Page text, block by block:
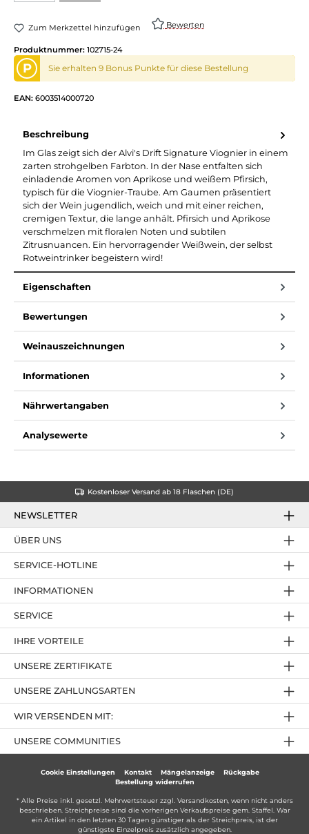
Zum Merkzettel hinzufügen Bewerten
Produktnummer: 102715-24
P Sie erhalten 9 Bonus Punkte für diese Bestellung
EAN: 6003514000720
Beschreibung
Im Glas zeigt sich der Alvi's Drift Signature Viognier in einem
zarten strohgelben Farbton. In der Nase entfalten sich
einladende Aromen von Aprikose und weißem Pfirsich,
typisch für die Viognier-Traube. Am Gaumen präsentiert
sich der Wein jugendlich, weich und mit einer reichen,
cremigen Textur, die lange anhält. Pfirsich und Aprikose
verschmelzen mit floralen Noten und subtilen
Zitrusnuancen. Ein hervorragender Weißwein, der selbst
Rotweintrinker begeistern wird!
Eigenschaften
Bewertungen
Weinauszeichnungen
Informationen
Nährwertangaben
Analysewerte
Kostenloser Versand ab 18 Flaschen (DE)
NEWSLETTER
SERVICE-HOTLINE
IHRE VORTEILE
UNSERE ZAHLUNGSARTEN
ÜBER UNS
UNSERE ZERTIFIKATE
INFORMATIONEN
SERVICE
UNSERE COMMUNITIES
WIR VERSENDEN MIT:
Cookie Einstellungen Kontakt Mängelanzeige
Rückgabe
Bestellung widerrufen
* Alle Preise inkl. gesetzl. Mehrwertsteuer zzgl. Versandkosten, wenn nicht anders
beschrieben. Streichpreise sind die vorherigen Verkaufspreise gem. Staffel. War
ein Artikel in den letzten 30 Tagen günstiger als der Streichpreis, ist der
günstigste Einzelpreis zusätzlich angegeben.